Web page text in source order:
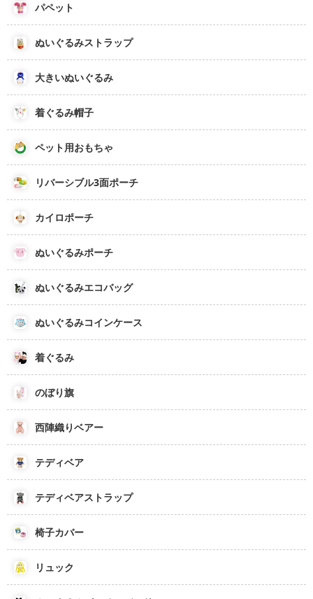
パペット
ぬいぐるみストラップ
大きいぬいぐるみ
着ぐるみ帽子
ペット用おもちゃ
リバーシブル3面ポーチ
カイロポーチ
ぬいぐるみポーチ
ぬいぐるみエコバッグ
ぬいぐるみコインケース
着ぐるみ
のぼり旗
西陣織りベアー
テディベア
テディベアストラップ
椅子カバー
リュック